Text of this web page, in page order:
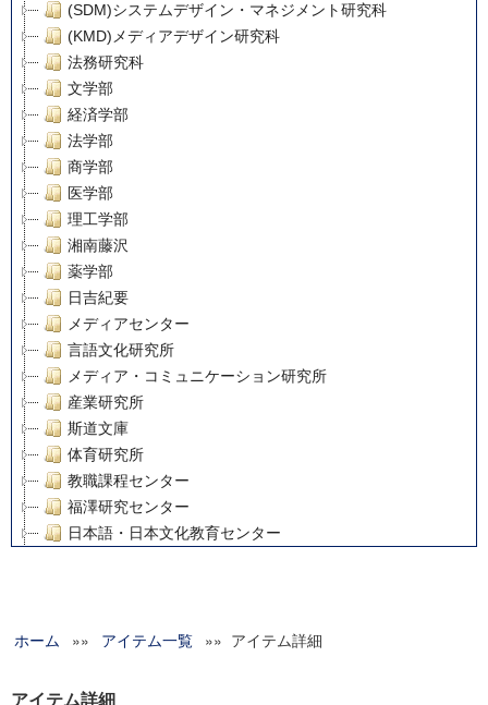
(SDM)システムデザイン・マネジメント研究科
(KMD)メディアデザイン研究科
法務研究科
文学部
経済学部
法学部
商学部
医学部
理工学部
湘南藤沢
薬学部
日吉紀要
メディアセンター
言語文化研究所
メディア・コミュニケーション研究所
産業研究所
斯道文庫
体育研究所
教職課程センター
福澤研究センター
日本語・日本文化教育センター
グローバルリサーチインスティテュート
科学研究費補助金研究成果報告書
ホーム »» アイテム一覧 »» アイテム詳細
アイテム詳細